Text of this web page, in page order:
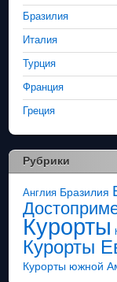
Бразилия
Италия
Турция
Франция
Греция
Рубрики
Англия Бразилия
Курорты
Курорты
Курорты южной